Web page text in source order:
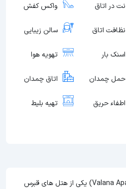
نت در اتاق واکس کفش
نظافت اتاق سالن زیبایی
اسنک بار تهویه هوا
حمل چمدان اتاق چمدان
اطفاء حریق تهیه بلیط
هتل آپارتمان والانا (Valana Apartment) یکی از هتل های قبرس